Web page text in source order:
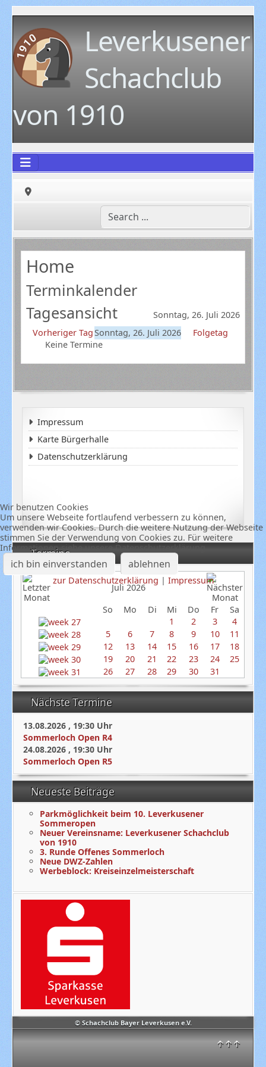
Leverkusener
Schachclub
von 1910
© Schachclub Bayer Leverkusen e.V.
↑↑↑
Termine
Juli 2026
So
Mo Di Mi Do Fr
Sa
1
2 3
4
5
6 7 8 9 10
11
12
13 14 15 16 17
18
19
20 21 22 23 24
25
26
27 28 29 30 31
Nächste Termine
13.08.2026 , 19:30 Uhr
Sommerloch Open R4
24.08.2026 , 19:30 Uhr
Sommerloch Open R5
Neueste Beiträge
Parkmöglichkeit beim 10. Leverkusener
Sommeropen
Neuer Vereinsname: Leverkusener Schachclub
von 1910
3. Runde Offenes Sommerloch
Neue DWZ-Zahlen
Werbeblock: Kreiseinzelmeisterschaft
Home
Terminkalender
Tagesansicht
Sonntag, 26. Juli 2026
Vorheriger TagSonntag, 26. Juli 2026
Folgetag
Keine Termine
Impressum
Karte Bürgerhalle
Datenschutzerklärung
Wir benutzen Cookies
Um unsere Webseite fortlaufend verbessern zu können,
verwenden wir Cookies. Durch die weitere Nutzung der Webseite
stimmen Sie der Verwendung von Cookies zu. Für weitere
Informationen siehe unsere Datenschutzerklärung
ich bin einverstanden ablehnen
zur Datenschutzerklärung | Impressum